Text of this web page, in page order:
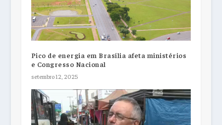
Pico de energia em Brasília afeta ministérios
e Congresso Nacional
setembro 12, 2025